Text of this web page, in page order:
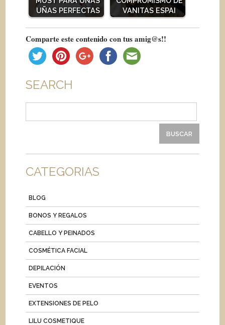
UÑAS PERFECTAS
VANITAS ESPAI
Comparte este contenido con tus amig@s!!
SEARCH
CATEGORIAS
BLOG
BONOS Y REGALOS
CABELLO Y PEINADOS
COSMÉTICA FACIAL
DEPILACIÓN
EVENTOS
EXTENSIONES DE PELO
LILU COSMETIQUE